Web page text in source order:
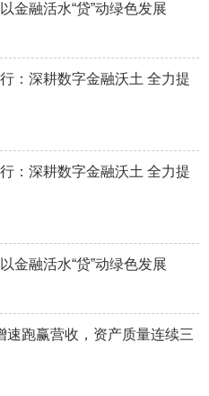
金融活水“贷”动绿色发展
：深耕数字金融沃土 全力提
：深耕数字金融沃土 全力提
金融活水“贷”动绿色发展
跑赢营收，资产质量连续三